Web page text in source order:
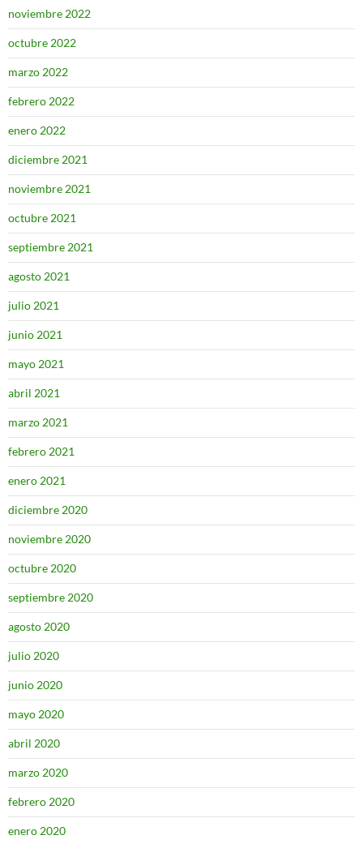
noviembre 2022
octubre 2022
marzo 2022
febrero 2022
enero 2022
diciembre 2021
noviembre 2021
octubre 2021
septiembre 2021
agosto 2021
julio 2021
junio 2021
mayo 2021
abril 2021
marzo 2021
febrero 2021
enero 2021
diciembre 2020
noviembre 2020
octubre 2020
septiembre 2020
agosto 2020
julio 2020
junio 2020
mayo 2020
abril 2020
marzo 2020
febrero 2020
enero 2020